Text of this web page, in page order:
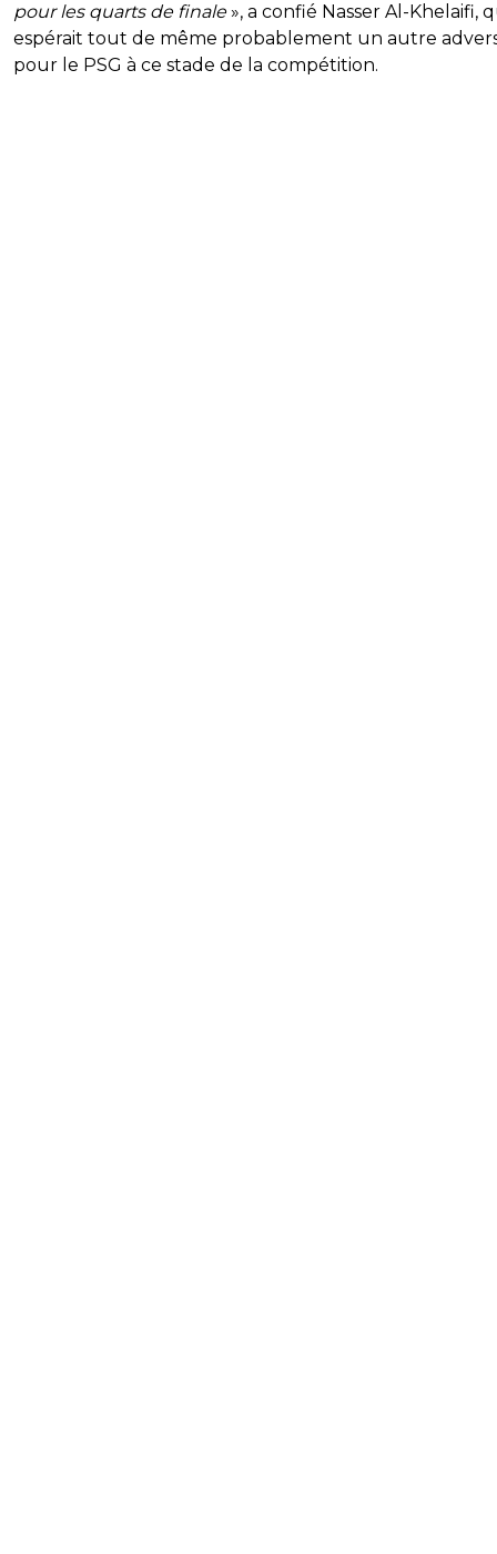
pour les quarts de finale», a confié Nasser Al-Khelaifi,
espérait tout de même probablement un autre
pour le PSG à ce stade de la compétition.